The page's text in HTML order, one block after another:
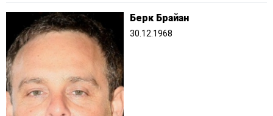
Берк Брайан
30.12.1968